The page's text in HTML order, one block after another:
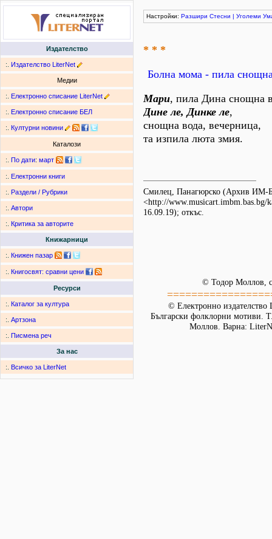
Издателство
:. Издателство LiterNet
Медии
:. Електронно списание LiterNet
:. Електронно списание БЕЛ
:. Културни новини
Каталози
:. По дати: март
:. Електронни книги
:. Раздели / Рубрики
:. Автори
:. Критика за авторите
Книжарници
:. Книжен пазар
:. Книгосвят: сравни цени
Ресурси
:. Каталог за култура
:. Артзона
:. Писмена реч
За нас
:. Всичко за LiterNet
Настройки: Разшири Стесни | Уголеми
* * *
Болна мома - пила
Мари, пила Дина снощна
Дине ле, Динке ле,
снощна вода, вечерница,
та изпила люта змия.
Смилец, Панагюрско (Архив
<http://www.musicart.imbm.bas.bg/
16.09.19); откъс.
© Тодор Моллов,
© Електронно издателство
Български фолклорни мотиви.
Моллов. Варна: